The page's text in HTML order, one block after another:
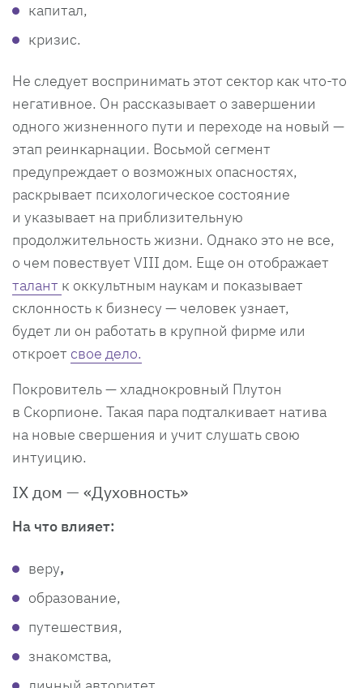
капитал,
кризис.
Не следует воспринимать этот сектор как что-то
негативное. Он рассказывает о завершении
одного жизненного пути и переходе на новый —
этап реинкарнации. Восьмой сегмент
предупреждает о возможных опасностях,
раскрывает психологическое состояние
и указывает на приблизительную
продолжительность жизни. Однако это не все,
о чем повествует VIII дом. Еще он отображает
талант к оккультным наукам и показывает
склонность к бизнесу — человек узнает,
будет ли он работать в крупной фирме или
откроет свое дело.
Покровитель — хладнокровный Плутон
в Скорпионе. Такая пара подталкивает натива
на новые свершения и учит слушать свою
интуицию.
IX дом — «Духовность»
На что влияет:
веру,
образование,
путешествия,
знакомства,